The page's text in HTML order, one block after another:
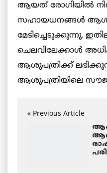
ആയത് രോഗിയില്‍
സഹായധനങ്ങള്‍
മേടിച്ചെടുക്കുന്നു.
ചെലവിലേക്കാള്‍
ആശുപത്രിക്ക്
ആശുപത്രിയിലെ
« Previous Article
ആം